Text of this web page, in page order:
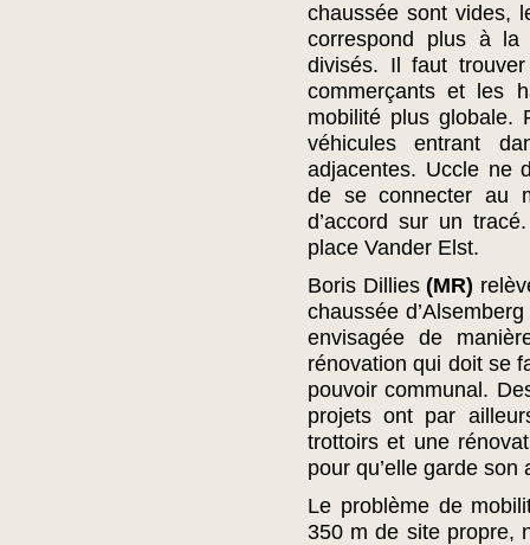
chaussée sont vides,
correspond plus à la
divisés. Il faut
commerçants et les
mobilité plus globale.
véhicules entrant
adjacentes. Uccle ne
de se connecter au
d’accord sur un
place Vander Elst.
Boris Dillies (MR)
chaussée
envisagée de
rénovation qui doit se
pouvoir communal.
projets ont par
trottoirs et une
pour qu’elle garde
Le problème de
350 m de site propre,